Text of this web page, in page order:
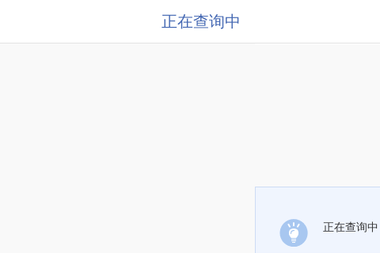
正在查询中
正在查询